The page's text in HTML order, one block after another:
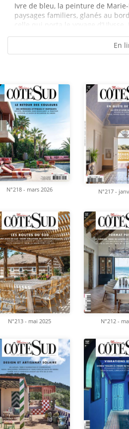
Ivre de bleu, la peinture de
paysages familiers, glanés au
celle qui porta le voyage
En
N°218 - mars 2026 N°217 -
N°213 - mai 2025 N°212 -